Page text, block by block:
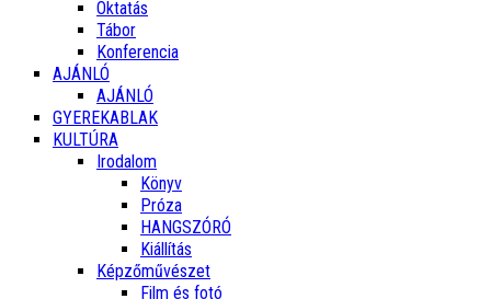
Oktatás
Tábor
Konferencia
AJÁNLÓ
AJÁNLÓ
GYEREKABLAK
KULTÚRA
Irodalom
Könyv
Próza
HANGSZÓRÓ
Kiállítás
Képzőművészet
Film és fotó